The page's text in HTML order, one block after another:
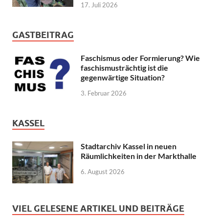
17. Juli 2026
GASTBEITRAG
Faschismus oder Formierung? Wie
faschismusträchtig ist die
gegenwärtige Situation?
3. Februar 2026
KASSEL
Stadtarchiv Kassel in neuen
Räumlichkeiten in der Markthalle
6. August 2026
VIEL GELESENE ARTIKEL UND BEITRÄGE